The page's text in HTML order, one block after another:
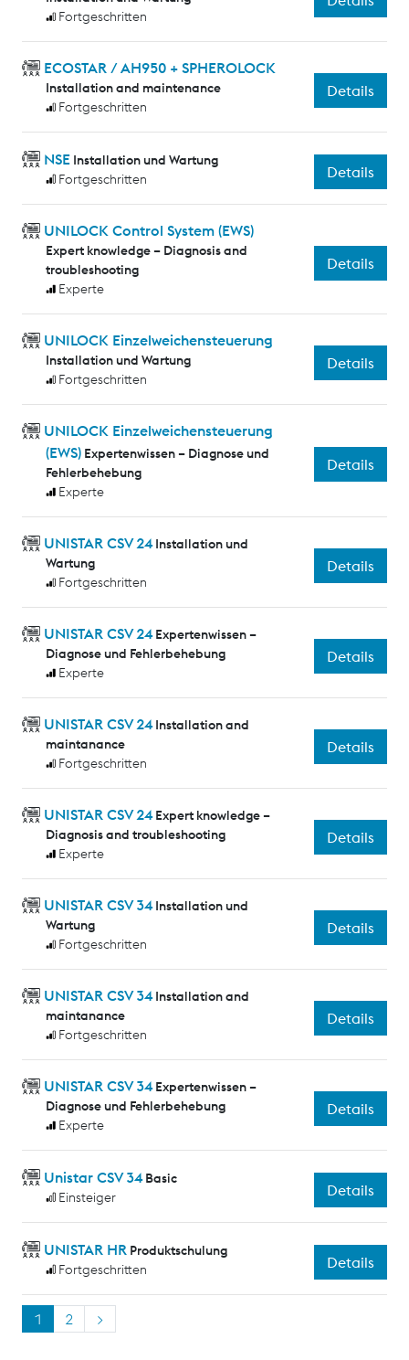
Fortgeschritten
ECOSTAR / AH950 + SPHEROLOCK
Installation and maintenance
Fortgeschritten
Details
NSE Installation und Wartung
Fortgeschritten
Details
UNILOCK Control System (EWS)
Expert knowledge – Diagnosis and
troubleshooting
Experte
Details
UNILOCK Einzelweichensteuerung
Installation und Wartung
Fortgeschritten
Details
UNILOCK Einzelweichensteuerung
(EWS) Expertenwissen – Diagnose und
Fehlerbehebung
Experte
Details
UNISTAR CSV 24 Installation und
Wartung
Fortgeschritten
Details
UNISTAR CSV 24 Expertenwissen –
Diagnose und Fehlerbehebung
Experte
Details
UNISTAR CSV 24 Installation and
maintanance
Fortgeschritten
Details
UNISTAR CSV 24 Expert knowledge –
Diagnosis and troubleshooting
Experte
Details
UNISTAR CSV 34 Installation und
Wartung
Fortgeschritten
Details
UNISTAR CSV 34 Installation and
maintanance
Fortgeschritten
Details
UNISTAR CSV 34 Expertenwissen –
Diagnose und Fehlerbehebung
Experte
Details
Unistar CSV 34 Basic
Einsteiger
Details
UNISTAR HR Produktschulung
Fortgeschritten
Details
1 2 >